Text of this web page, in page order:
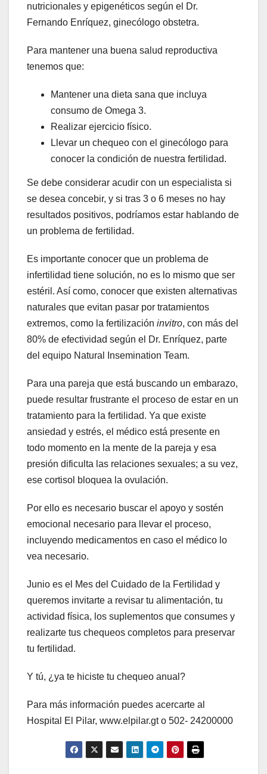
nutricionales y epigenéticos según el Dr.
Fernando Enríquez, ginecólogo obstetra.
Para mantener una buena salud reproductiva
tenemos que:
Mantener una dieta sana que incluya
consumo de Omega 3.
Realizar ejercicio físico.
Llevar un chequeo con el ginecólogo para
conocer la condición de nuestra fertilidad.
Se debe considerar acudir con un especialista si
se desea concebir, y si tras 3 o 6 meses no hay
resultados positivos, podríamos estar hablando de
un problema de fertilidad.
Es importante conocer que un problema de
infertilidad tiene solución, no es lo mismo que ser
estéril. Así como, conocer que existen alternativas
naturales que evitan pasar por tratamientos
extremos, como la fertilización invitro, con más del
80% de efectividad según el Dr. Enríquez, parte
del equipo Natural Insemination Team.
Para una pareja que está buscando un embarazo,
puede resultar frustrante el proceso de estar en un
tratamiento para la fertilidad. Ya que existe
ansiedad y estrés, el médico está presente en
todo momento en la mente de la pareja y esa
presión dificulta las relaciones sexuales; a su vez,
ese cortisol bloquea la ovulación.
Por ello es necesario buscar el apoyo y sostén
emocional necesario para llevar el proceso,
incluyendo medicamentos en caso el médico lo
vea necesario.
Junio es el Mes del Cuidado de la Fertilidad y
queremos invitarte a revisar tu alimentación, tu
actividad física, los suplementos que consumes y
realizarte tus chequeos completos para preservar
tu fertilidad.
Y tú, ¿ya te hiciste tu chequeo anual?
Para más información puedes acercarte al
Hospital El Pilar, www.elpilar.gt o 502- 24200000